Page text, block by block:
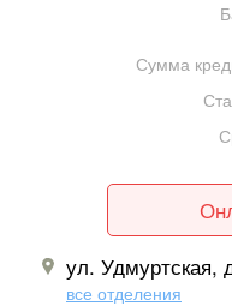
Сумма
ул.
все отделения